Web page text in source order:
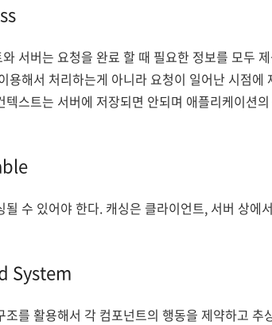
서버는 요청을 완료 할 때 필요한 정보를 모두
용해서 처리하는게 아니라 요청이 일어난 시점
텍스트는 서버에 저장되면 안되며 애플리케이션
될 수 있어야 한다. 캐싱은 클라이언트, 서버 상에
System
조를 활용해서 각 컴포넌트의 행동을 제약하고